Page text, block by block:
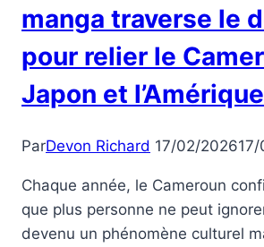
Desert
to
Connect
Cameroon,
Japan,
America
manga traverse le
pour relier le
Japon et l’Amérique
ParDevon Richard 17/02/2026
Chaque année, le Cameroun
que plus personne ne peut
devenu un phénomène culturel